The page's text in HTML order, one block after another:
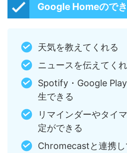
Google Homeので
天気を教えてくれる
ニュースを伝えてく
Spotify・Google
生できる
リマインダーやタイ
定ができる
Chromecastと連携し